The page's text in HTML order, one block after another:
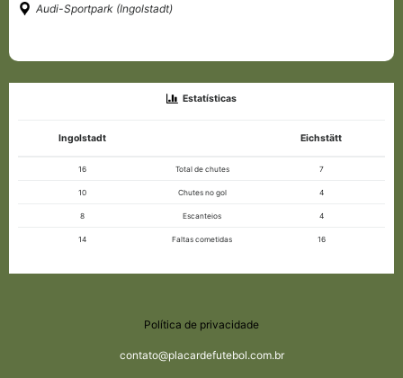
Audi-Sportpark (Ingolstadt)
Estatísticas
Ingolstadt Eichstätt
16 Total de chutes 7
10 Chutes no gol 4
8 Escanteios 4
14 Faltas cometidas 16
Política de privacidade
contato@placardefutebol.com.br